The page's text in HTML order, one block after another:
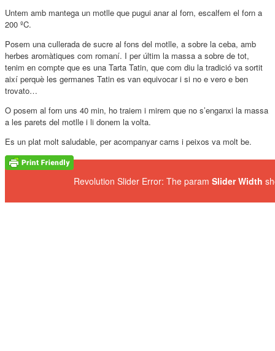
Untem amb mantega un motlle que pugui anar al forn, escalfem el forn a
200 ºC.
Posem una cullerada de sucre al fons del motlle, a sobre la ceba, amb
herbes aromàtiques com romaní. I per últim la massa a sobre de tot,
tenim en compte que es una Tarta Tatin, que com diu la tradició va sortit
així perquè les germanes Tatin es van equivocar i si no e vero e ben
trovato…
O posem al forn uns 40 min, ho traiem i mirem que no s’enganxi la massa
a les parets del motlle i li donem la volta.
Es un plat molt saludable, per acompanyar carns i peixos va molt be.
Revolution Slider Error: The param Slider Width